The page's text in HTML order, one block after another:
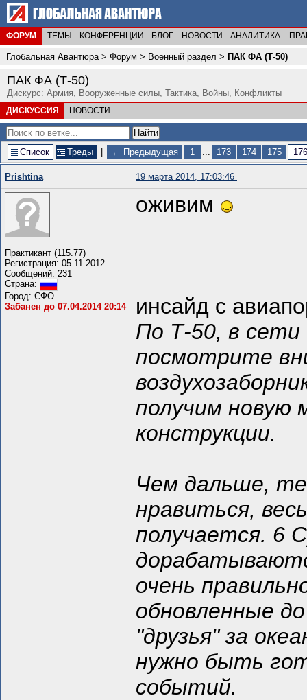
ФОРУМ ТЕМЫ КОНФЕРЕНЦИИ БЛОГ НОВОСТИ АНАЛИТИКА
Глобальная Авантюра> Форум > Военный раздел > ПАК ФА (Т-50)
ПАК ФА (Т-50)
Дискурс: Армия, Вооруженные силы, Тактика, Войны, Конфликты
ДИСКУССИЯ НОВОСТИ
Список Треды ← Предыдущая 1 ... 173 174 175 176
Prishtina 19 марта 2014, 17:03:46
Практикант (115.77)
Регистрация: 05.11.2012
Сообщений: 231
Страна:
Город: СФО
Забанен до 07.04.2014 20:14
оживим
инсайд с
По Т-50, в
посмотрите
получим новую
конструкции.
Чем дальше,
нравиться,
получается. 6
очень
обновленные
"друзья" за
нужно быть
событий.